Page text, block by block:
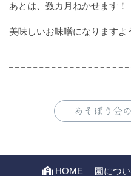
あとは、数カ月ねかせます！
美味しいお味噌になります
あそぼう会
HOME 園につ